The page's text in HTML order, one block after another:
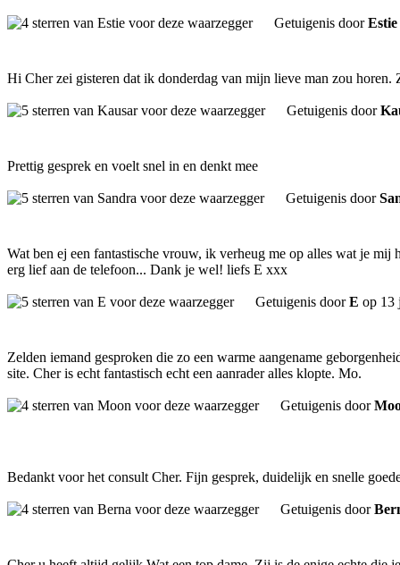
Getuigenis doorEstie
Hi Cher zei gisteren dat ik donderdag van mijn lieve man zou horen.
Getuigenis door
Prettig gesprek en voelt snel in en denkt mee
Getuigenis door
Wat ben ej een fantastische vrouw, ik verheug me op alles wat je
erg lief aan de telefoon... Dank je wel! liefs E xxx
Getuigenis doorE op 13
Zelden iemand gesproken die zo een warme aangename
site. Cher is echt fantastisch echt een aanrader alles klopte. Mo.
Getuigenis door
Bedankt voor het consult Cher. Fijn gesprek, duidelijk en snelle
Getuigenis door